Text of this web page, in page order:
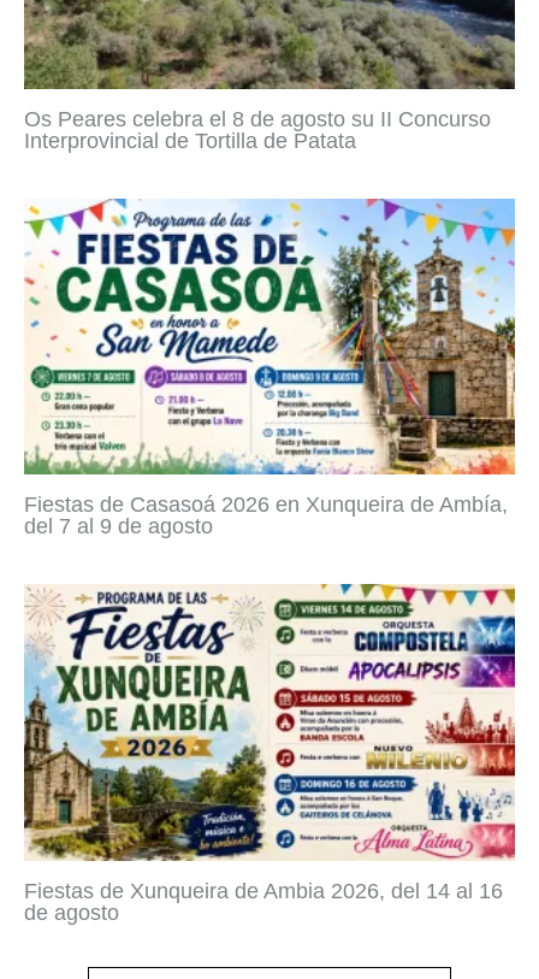
Os Peares celebra el 8 de agosto su II Concurso
Interprovincial de Tortilla de Patata
Fiestas de Casasoá 2026 en Xunqueira de Ambía,
del 7 al 9 de agosto
Fiestas de Xunqueira de Ambia 2026, del 14 al 16
de agosto